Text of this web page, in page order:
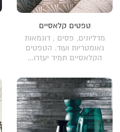
טפטים קלאסיים
מדליונים, פסים , דוגמאות
גאומטריות ועוד. הטפטים
הקלאסיים תמיד יעזרו...